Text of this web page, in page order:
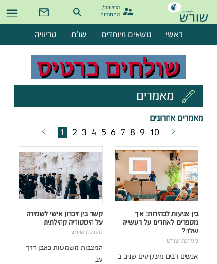

הרשמה/
התחברות
ראשי נושאים מיוחדים שו"ת טריוויה
מאמרים
מאמרים אחרונים
1
2 3 4 5 6 7 8 9 10
בין צניעות לבהירות: איך
מספרים לאחרים על העשייה
שלנו?
מערכת שורש
אנשים רבים משקיעים שנים ב
קשר בין זיכרון אישי לשמירה
על היסטוריה קהילתית
מערכת שורש
המצבות משמשות כאבן דרך
עב